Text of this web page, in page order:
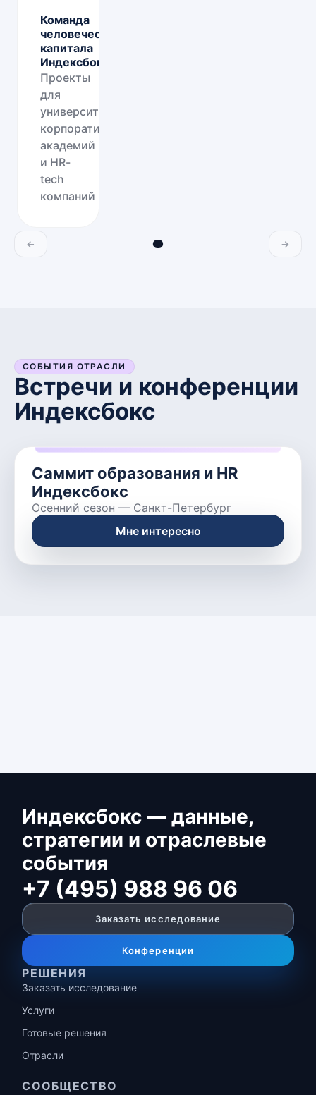
Команда
человеческого
капитала
Индексбокс
Проекты
для
университетов,
корпоративных
академий
и HR-
tech
компаний
← →
СОБЫТИЯ ОТРАСЛИ
Встречи и конференции
Индексбокс
Саммит образования и HR
Индексбокс
Осенний сезон — Санкт-Петербург
Мне интересно
Индексбокс — данные,
стратегии и отраслевые
события
+7 (495) 988 96 06
Заказать исследование
Конференции
РЕШЕНИЯ
Заказать исследование
Услуги
Готовые решения
Отрасли
СООБЩЕСТВО